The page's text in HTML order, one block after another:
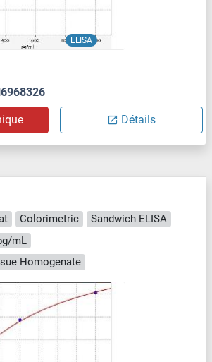
ELISA
Détails
Colorimetric
Sandwich ELISA
mL
Homogenate